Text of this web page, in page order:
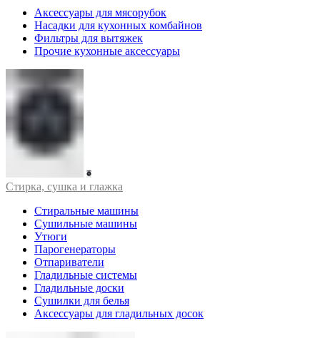
Аксессуары для мясорубок
Насадки для кухонных комбайнов
Фильтры для вытяжек
Прочие кухонные аксессуары
Стирка, сушка и глажка
Стиральные машины
Сушильные машины
Утюги
Парогенераторы
Отпариватели
Гладильные системы
Гладильные доски
Сушилки для белья
Аксессуары для гладильных досок